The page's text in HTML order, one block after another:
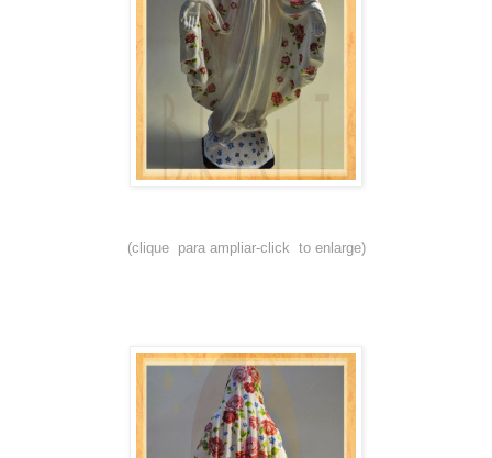
(clique para ampliar-click to enlarge)